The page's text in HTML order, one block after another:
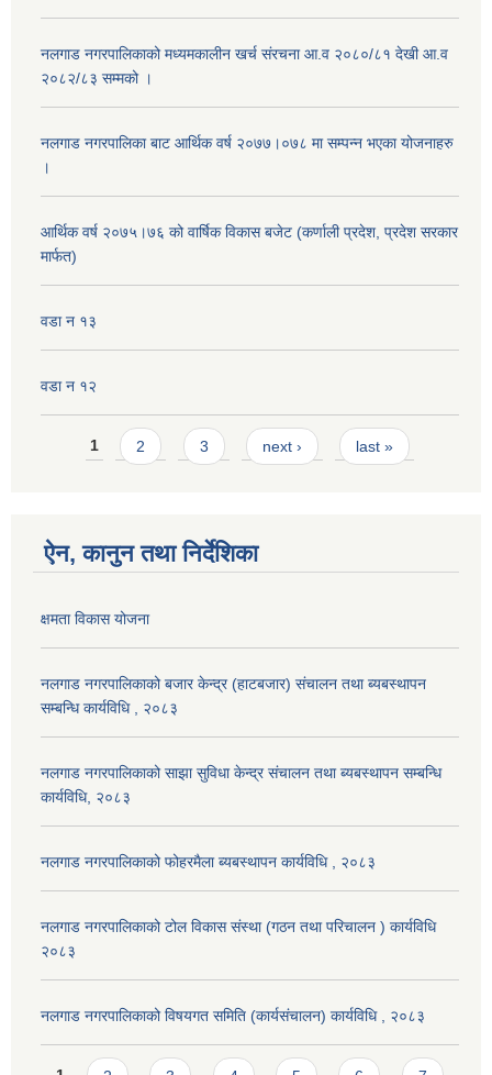
नलगाड नगरपालिकाको मध्यमकालीन खर्च संरचना आ.व २०८०/८१ देखी आ.व
२०८२/८३ सम्मको ।
नलगाड नगरपालिका बाट आर्थिक वर्ष २०७७।०७८ मा सम्पन्न भएका योजनाहरु
।
आर्थिक वर्ष २०७५।७६ को वार्षिक विकास बजेट (कर्णाली प्रदेश, प्रदेश सरकार
मार्फत)
वडा न १३
वडा न १२
Pages
1 2 3 next › last »
ऐन, कानुन तथा निर्देशिका
क्षमता विकास योजना
नलगाड नगरपालिकाको बजार केन्द्र (हाटबजार) संचालन तथा ब्यबस्थापन
सम्बन्धि कार्यविधि , २०८३
नलगाड नगरपालिकाको साझा सुविधा केन्द्र संचालन तथा ब्यबस्थापन सम्बन्धि
कार्यविधि, २०८३
नलगाड नगरपालिकाको फोहरमैला ब्यबस्थापन कार्यविधि , २०८३
नलगाड नगरपालिकाको टोल विकास संस्था (गठन तथा परिचालन ) कार्यविधि
२०८३
नलगाड नगरपालिकाको विषयगत समिति (कार्यसंचालन) कार्यविधि , २०८३